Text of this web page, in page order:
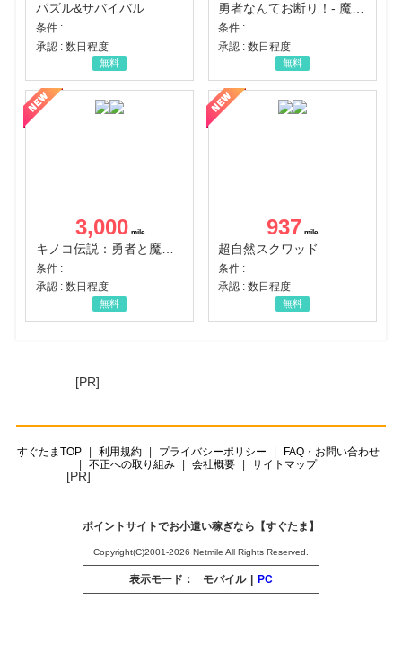
パズル&サバイバル
条件 :
承認 : 数日程度
無料
勇者なんてお断り！- 魔王の力で異世界征服
条件 :
承認 : 数日程度
無料
3,000
条件 :
承認 : 数日程度
無料
937
超自然スクワッド
条件 :
承認 : 数日程度
無料
[PR]
すぐたまTOP 利用規約 プライバシーポリシー
FAQ・お問い合わせ
不正への取り組み
会社概要 サイトマップ
[PR]
ポイントサイトでお小遣い稼ぎなら【すぐたま】
Copyright(C)2001-2026 Netmile All Rights Reserved.
表示モード： モバイル | PC